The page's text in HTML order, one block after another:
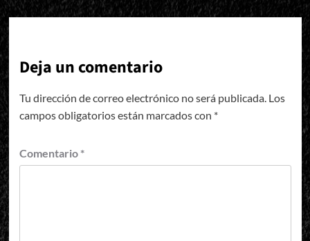
Deja un comentario
Tu dirección de correo electrónico no será publicada. Los
campos obligatorios están marcados con *
Comentario *